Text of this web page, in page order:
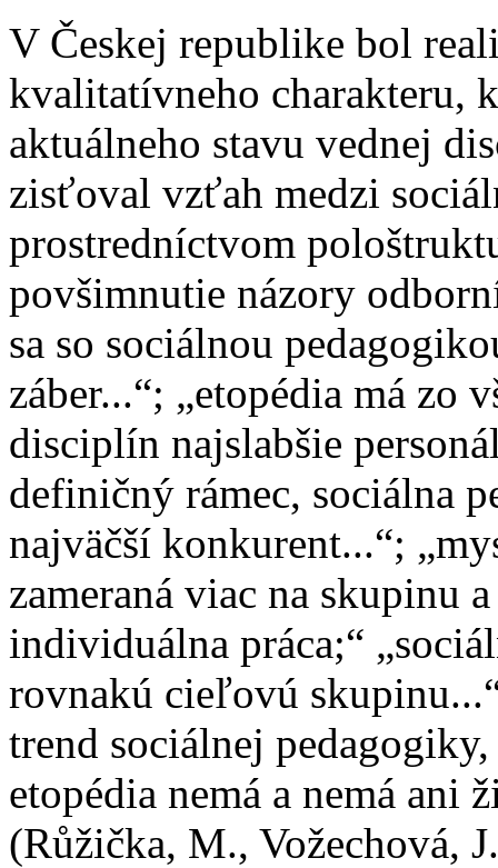
V Českej republike bol
kvalitatívneho charakteru,
aktuálneho stavu vednej
zisťoval vzťah medzi
prostredníctvom
povšimnutie názory
sa so sociálnou
záber...“; „etopédia má zo
disciplín najslabšie
definičný rámec, sociálna
najväčší konkurent...“;
zameraná viac na skupinu
individuálna práca;“
rovnakú cieľovú
trend sociálnej
etopédia nemá a nemá ani
(Růžička, M., Vožechová,